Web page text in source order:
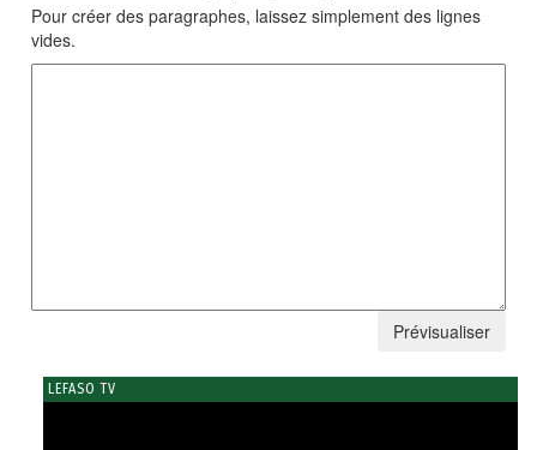
Pour créer des paragraphes, laissez simplement des lignes
vides.
LEFASO TV